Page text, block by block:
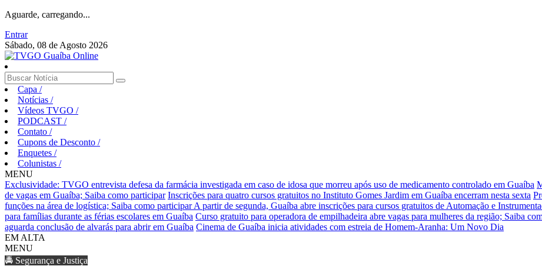
Aguarde, carregando...
Entrar
Sábado, 08 de Agosto 2026
Capa /
Notícias /
Vídeos TVGO /
PODCAST /
Contato /
Cupons de Desconto /
Enquetes /
Colunistas /
MENU
Exclusividade: TVGO entrevista defesa da farmácia investigada em caso de idosa que morreu após uso de medicamento controlado em Guaíba
de vagas em Guaíba; Saiba como participar Inscrições para quatro cursos gratuitos no Instituto Gomes Jardim em Guaíba encerram nesta sexta
funções na área de logística; Saiba como participarA partir de segunda, Guaíba abre inscrições para cursos gratuitos de Automação e
para famílias durante as férias escolares em Guaíba Curso gratuito para operadora de empilhadeira abre vagas para mulheres da região; Saiba
aguarda conclusão de alvarás para abrir em Guaíba Cinema de Guaíba inicia atividades com estreia de Homem-Aranha: Um Novo Dia
EM ALTA
MENU
🚔 Segurança e Justiça